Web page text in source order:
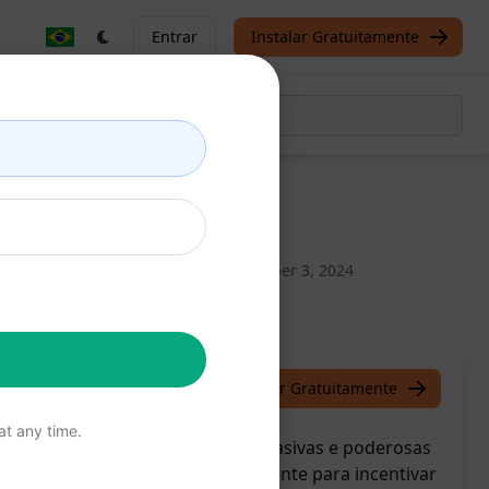
Entrar Instalar Gratuitamente
October 3, 2024
Instalar Gratuitamente
Facebook em mensagens persuasivas e poderosas
storytelling e um CTA envolvente para incentivar
any time.